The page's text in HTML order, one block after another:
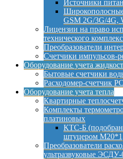
Источники
GSM 2G/3G/4G,
Лицензии на право
технического
Преобразователи
Счетчики импульсов-
Оборудование учета
Бытовые счетчики
Расходомер-счетчик
Оборудование учета тепла
Квартирные
Комплекты
платиновых
КТС-Б
штуцером
Преобразователи
ультразвуковые ЭСДУ-